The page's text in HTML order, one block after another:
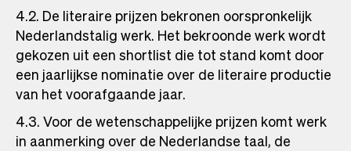
4.2. De literaire prijzen bekronen oorspronkelijk
Nederlandstalig werk. Het bekroonde werk wordt
gekozen uit een shortlist die tot stand komt door
een jaarlijkse nominatie over de literaire productie
van het voorafgaande jaar.
4.3. Voor de wetenschappelijke prijzen komt werk
in aanmerking over de Nederlandse taal, de